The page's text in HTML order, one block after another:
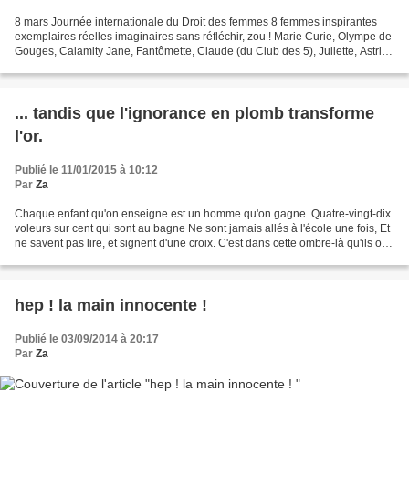
8 mars Journée internationale du Droit des femmes 8 femmes inspirantes
exemplaires réelles imaginaires sans réfléchir, zou ! Marie Curie, Olympe de
Gouges, Calamity Jane, Fantômette, Claude (du Club des 5), Juliette, Astrid
... tandis que l'ignorance en plomb transforme
l'or.
Publié le 11/01/2015 à 10:12
Par Za
Chaque enfant qu'on enseigne est un homme qu'on gagne. Quatre-vingt-dix
voleurs sur cent qui sont au bagne Ne sont jamais allés à l'école une fois, Et
ne savent pas lire, et signent d'une croix. C'est dans cette ombre-là qu'ils ont
hep ! la main innocente !
Publié le 03/09/2014 à 20:17
Par Za